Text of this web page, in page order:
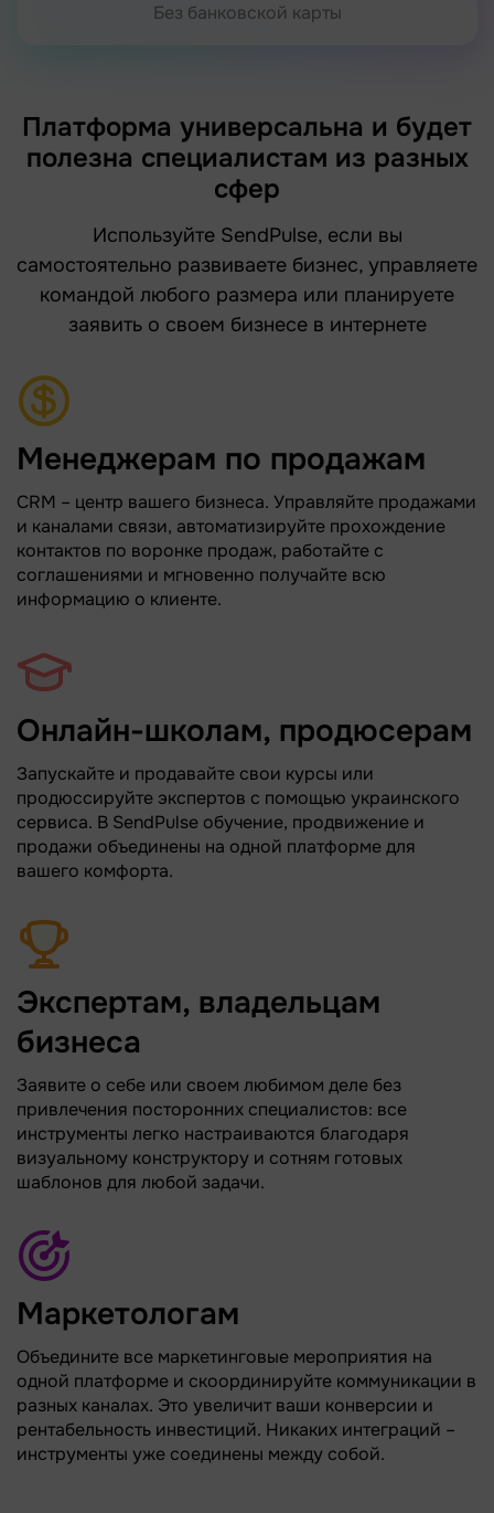
Без банковской карты
Платформа универсальна и будет
полезна специалистам из разных
сфер
Используйте SendPulse, если вы
самостоятельно развиваете бизнес, управляете
командой любого размера или планируете
заявить о своем бизнесе в интернете
Менеджерам по продажам
CRM – центр вашего бизнеса. Управляйте продажами
и каналами связи, автоматизируйте прохождение
контактов по воронке продаж, работайте с
соглашениями и мгновенно получайте всю
информацию о клиенте.
Онлайн-школам, продюсерам
Запускайте и продавайте свои курсы или
продюссируйте экспертов с помощью украинского
сервиса. В SendPulse обучение, продвижение и
продажи объединены на одной платформе для
вашего комфорта.
Экспертам, владельцам
бизнеса
Заявите о себе или своем любимом деле без
привлечения посторонних специалистов: все
инструменты легко настраиваются благодаря
визуальному конструктору и сотням готовых
шаблонов для любой задачи.
Маркетологам
Объедините все маркетинговые мероприятия на
одной платформе и скоординируйте коммуникации в
разных каналах. Это увеличит ваши конверсии и
рентабельность инвестиций. Никаких интеграций –
инструменты уже соединены между собой.